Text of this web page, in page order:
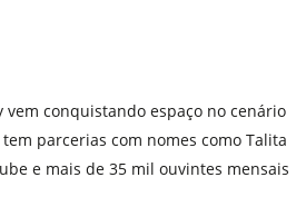
conquistando espaço no cenário
tem parcerias com nomes como Talita
e mais de 35 mil ouvintes mensais